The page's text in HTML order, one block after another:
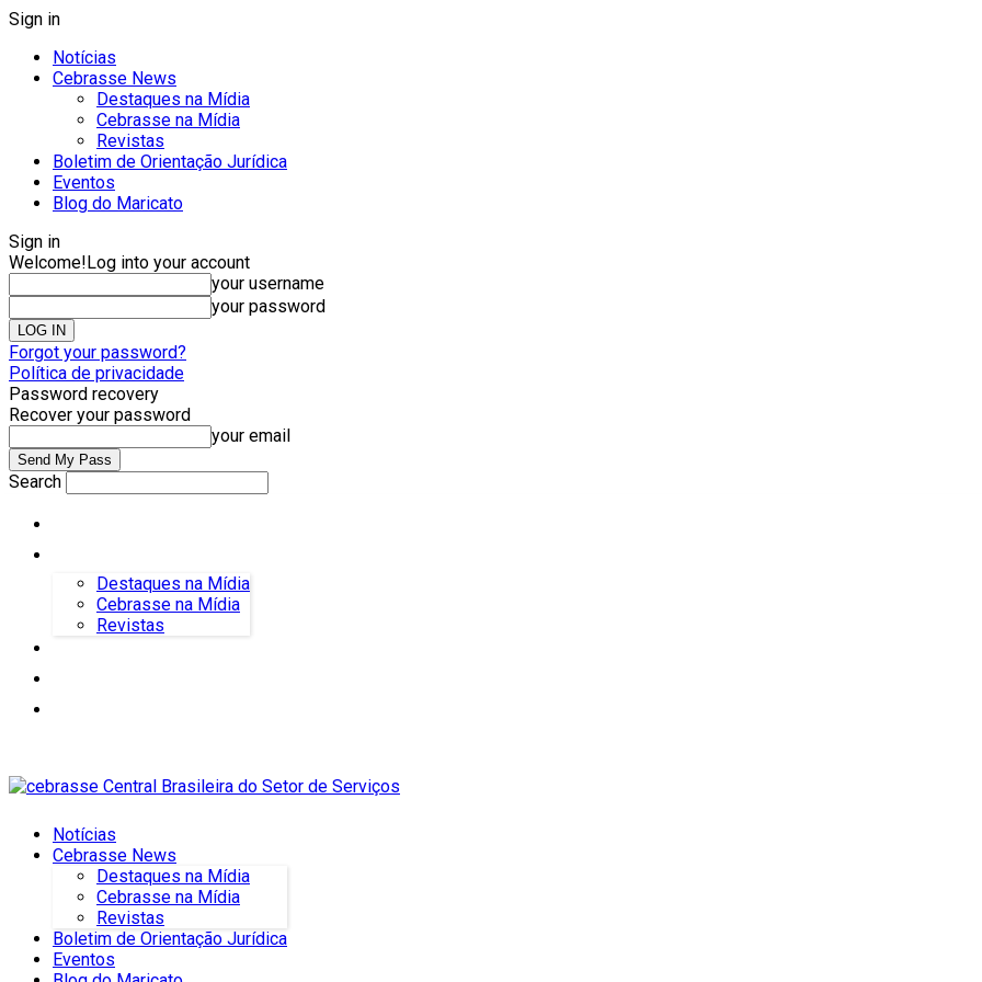
Sign in
Notícias
Cebrasse News
Destaques na Mídia
Cebrasse na Mídia
Revistas
Boletim de Orientação Jurídica
Eventos
Blog do Maricato
Sign in
Welcome!Log into your account
your username
your password
Forgot your password?
Política de privacidade
Password recovery
Recover your password
your email
Search
Destaques na Mídia
Cebrasse na Mídia
Revistas
Notícias
Cebrasse News
Destaques na Mídia
Cebrasse na Mídia
Revistas
Boletim de Orientação Jurídica
Eventos